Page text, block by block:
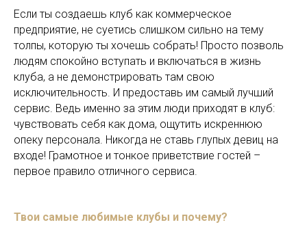
Если ты создаешь клуб как коммерческое
предприятие, не суетись слишком сильно на тему
толпы, которую ты хочешь собрать! Просто позволь
людям спокойно вступать и включаться в жизнь
клуба, а не демонстрировать там свою
исключительность. И предоставь им самый лучший
сервис. Ведь именно за этим люди приходят в клуб:
чувствовать себя как дома, ощутить искреннюю
опеку персонала. Никогда не ставь глупых девиц на
входе! Грамотное и тонкое приветствие гостей –
первое правило отличного сервиса.
Твои самые любимые клубы и почему?